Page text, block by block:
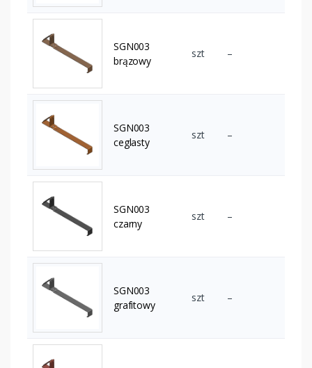
SGN003
brązowy
szt –
SGN003
ceglasty
szt –
SGN003
czarny
szt –
SGN003
grafitowy
szt –